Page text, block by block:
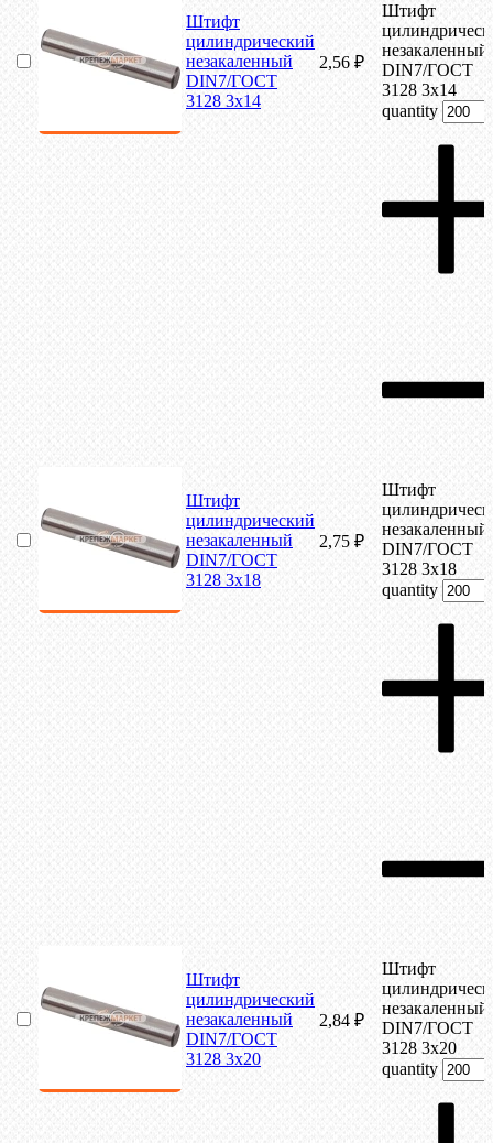
Штифт
цилиндрический
незакаленный
DIN7/ГОСТ
3128 3х14
2,56 ₽
Штифт
незакаленный
DIN7/ГОСТ
3128 3х14
quantity
Штифт
цилиндрический
незакаленный
DIN7/ГОСТ
3128 3х18
2,75 ₽
Штифт
незакаленный
DIN7/ГОСТ
3128 3х18
quantity
Штифт
цилиндрический
незакаленный
DIN7/ГОСТ
3128 3х20
2,84 ₽
Штифт
незакаленный
DIN7/ГОСТ
3128 3х20
quantity